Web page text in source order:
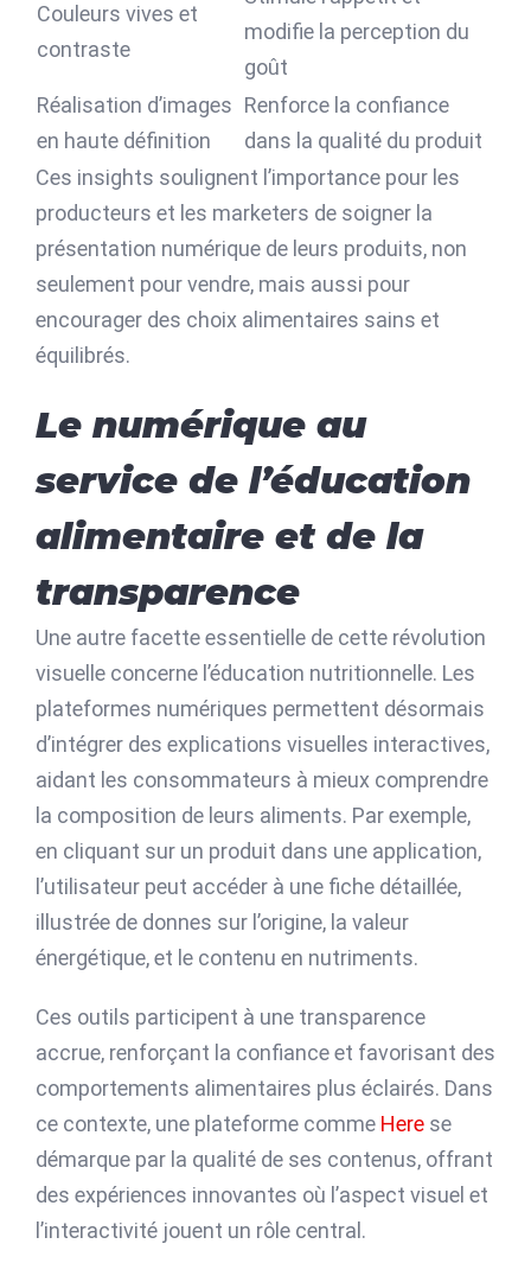
Couleurs vives et
contraste
modifie la perception du
goût
Réalisation d’images
en haute définition
Renforce la confiance
dans la qualité du produit
Ces insights soulignent l’importance pour les
producteurs et les marketers de soigner la
présentation numérique de leurs produits, non
seulement pour vendre, mais aussi pour
encourager des choix alimentaires sains et
équilibrés.
Le numérique au
service de l’éducation
alimentaire et de la
transparence
Une autre facette essentielle de cette révolution
visuelle concerne l’éducation nutritionnelle. Les
plateformes numériques permettent désormais
d’intégrer des explications visuelles interactives,
aidant les consommateurs à mieux comprendre
la composition de leurs aliments. Par exemple,
en cliquant sur un produit dans une application,
l’utilisateur peut accéder à une fiche détaillée,
illustrée de donnes sur l’origine, la valeur
énergétique, et le contenu en nutriments.
Ces outils participent à une transparence
accrue, renforçant la confiance et favorisant des
comportements alimentaires plus éclairés. Dans
ce contexte, une plateforme comme Here se
démarque par la qualité de ses contenus, offrant
des expériences innovantes où l’aspect visuel et
l’interactivité jouent un rôle central.